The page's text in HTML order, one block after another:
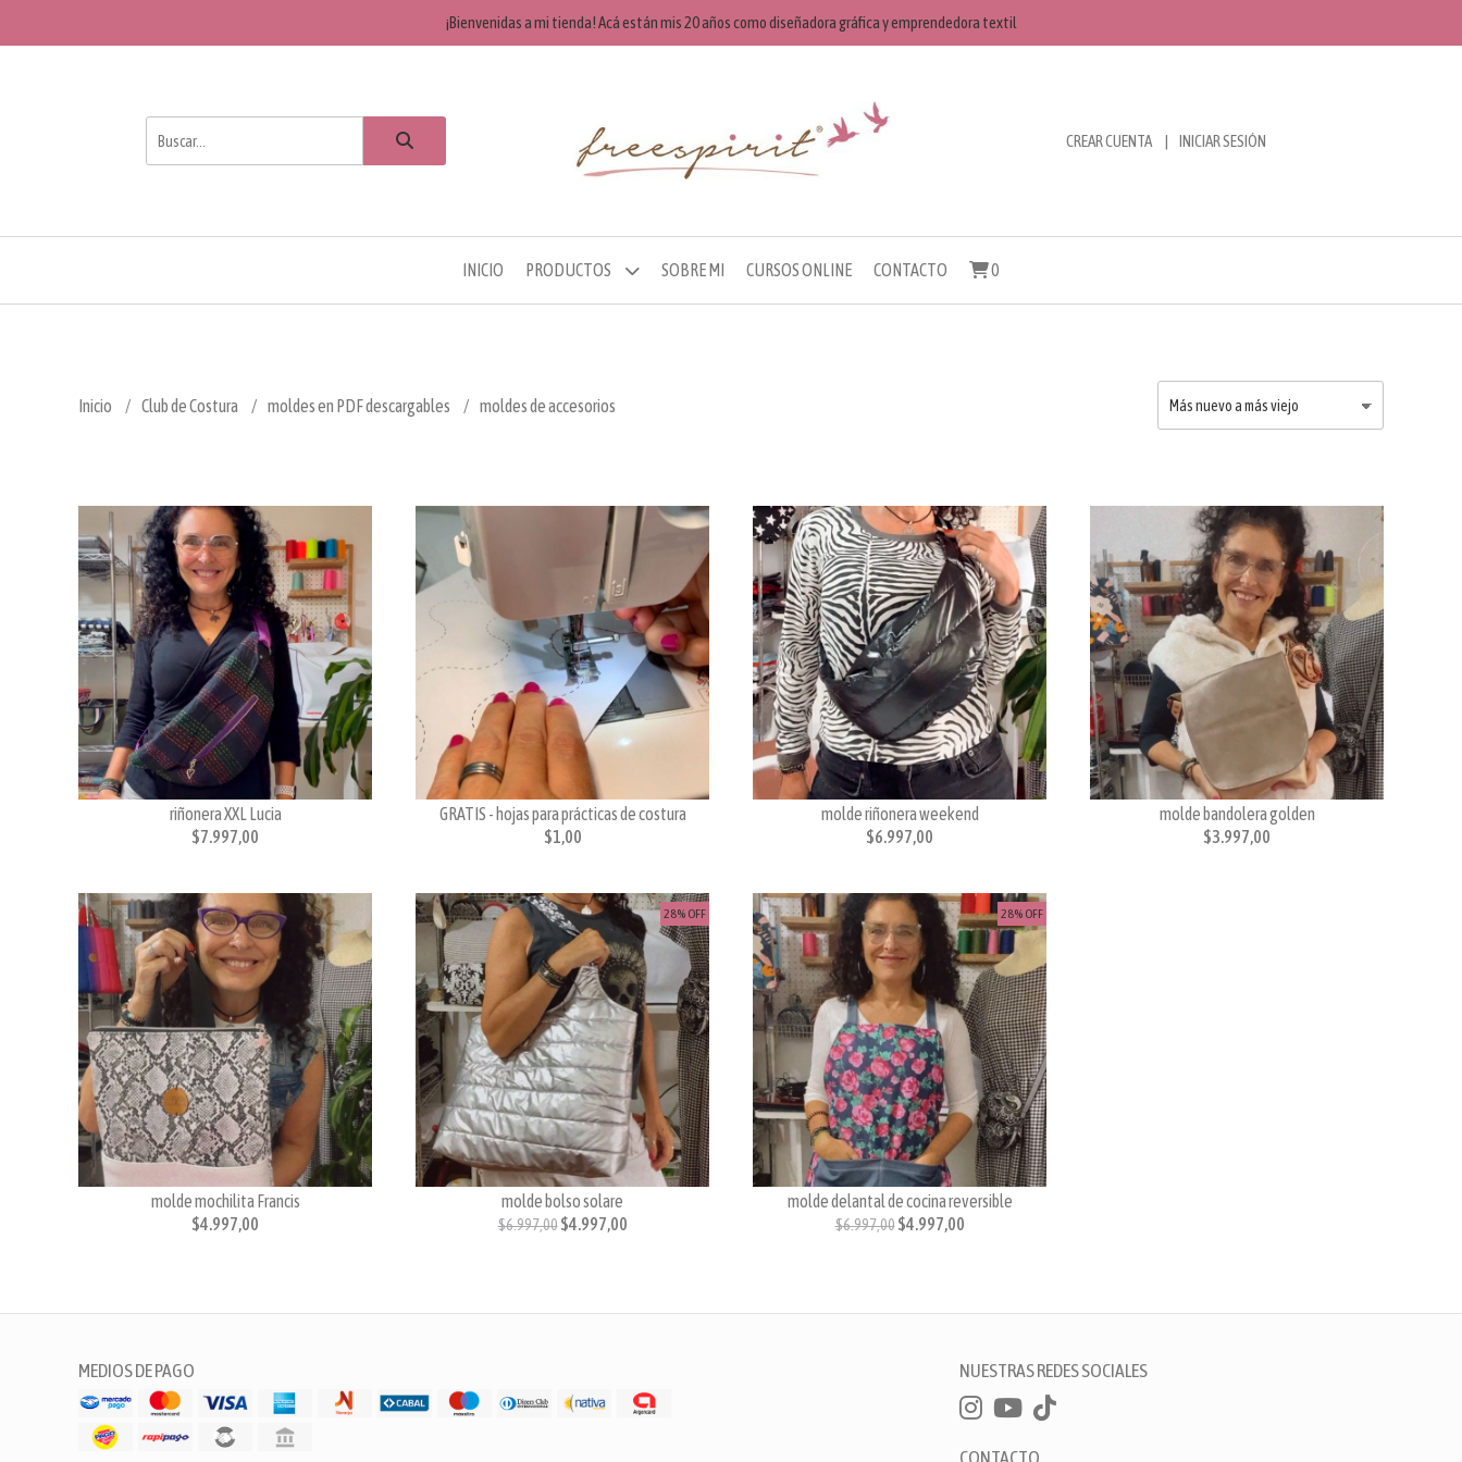
¡Bienvenidas a mi tienda! Acá están mis 20 años como diseñadora gráfica y emprendedora textil
CREAR CUENTA INICIAR SESIÓN
INICIO PRODUCTOS SOBRE MI CURSOS ONLINE CONTACTO 0
Inicio Club de Costura moldes en PDF descargables moldes de accesorios
riñonera XXL Lucia
$7.997,00
GRATIS - hojas para prácticas de costura
$1,00
molde riñonera weekend
$6.997,00
molde bandolera golden
$3.997,00
molde mochilita Francis
$4.997,00
28% OFF
molde bolso solare
$6.997,00$4.997,00
28% OFF
molde delantal de cocina reversible
$6.997,00$4.997,00
MEDIOS DE PAGO NUESTRAS REDES SOCIALES
CONTACTO